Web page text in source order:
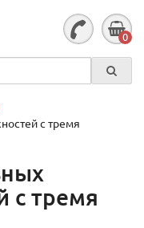
0
с тремя
с тремя